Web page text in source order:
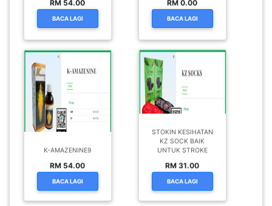
RM 54.00
BACA LAGI
RM 0.00
BACA LAGI
K-AMAZENINE9
RM 54.00
BACA LAGI
STOKIN KESIHATAN
KZ SOCK BAIK
UNTUK STROKE
RM 31.00
BACA LAGI